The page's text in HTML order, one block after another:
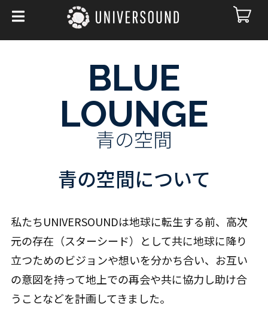
BLUE
LOUNGE
青の空間
青の空間について
私たちUNIVERSOUNDは地球に転生する前、高次
元の存在（スターシード）として共に地球に降り
立つためのビジョンや想いを分かち合い、お互い
の意図を持って地上での再会や共に協力し助け合
うことなどを計画してきました。